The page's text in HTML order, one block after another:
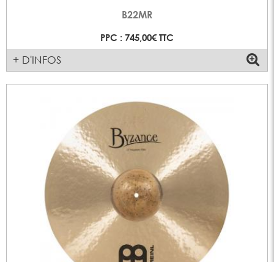
B22MR
PPC : 745,00€ TTC
+ D'INFOS